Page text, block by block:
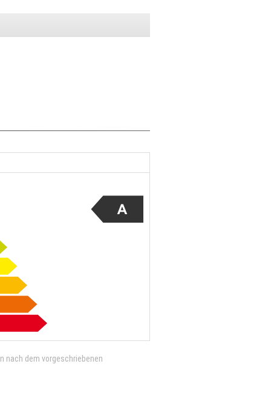
nach dem vorgeschriebenen